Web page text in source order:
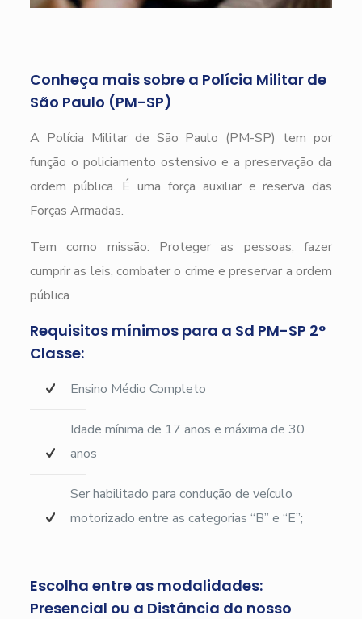
Conheça mais sobre a Polícia Militar de
São Paulo (PM-SP)
A Polícia Militar de São Paulo (PM-SP) tem por
função o policiamento ostensivo e a preservação da
ordem pública. É uma força auxiliar e reserva das
Forças Armadas.
Tem como missão: Proteger as pessoas, fazer
cumprir as leis, combater o crime e preservar a ordem
pública
Requisitos mínimos para a Sd PM-SP 2°
Classe:
Ensino Médio Completo
Idade mínima de 17 anos e máxima de 30
anos
Ser habilitado para condução de veículo
motorizado entre as categorias “B” e “E”;
Escolha entre as modalidades:
Presencial ou a Distância do nosso